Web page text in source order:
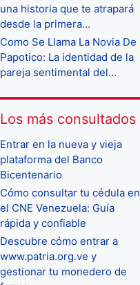
una historia que te atrapará
desde la primera…
Como Se Llama La Novia De
Papotico: La identidad de la
pareja sentimental del…
Los más consultados
Entrar en la nueva y vieja
plataforma del Banco
Bicentenario
Cómo consultar tu cédula en
el CNE Venezuela: Guía
rápida y confiable
Descubre cómo entrar a
www.patria.org.ve y
gestionar tu monedero de